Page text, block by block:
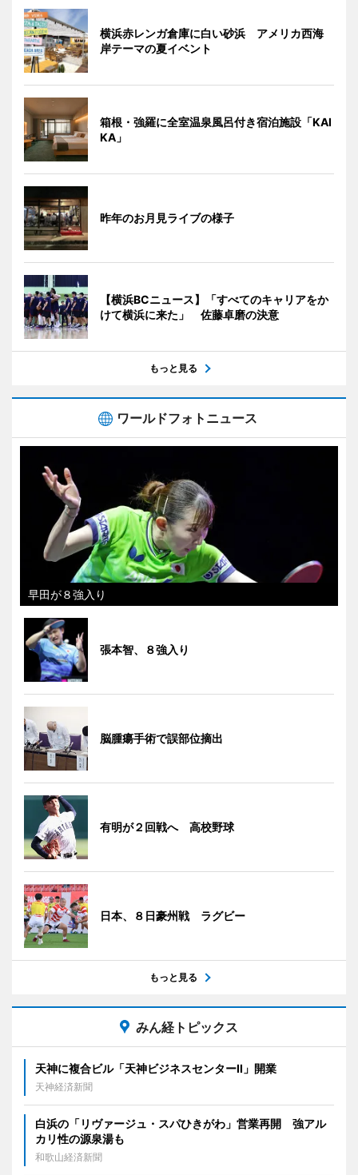
横浜赤レンガ倉庫に白い砂浜 アメリカ西海
岸テーマの夏イベント
箱根・強羅に全室温泉風呂付き宿泊施設「KAI
KA」
昨年のお月見ライブの様子
【横浜BCニュース】「すべてのキャリアをか
けて横浜に来た」 佐藤卓磨の決意
もっと見る
ワールドフォトニュース
早田が８強入り
張本智、８強入り
脳腫瘍手術で誤部位摘出
有明が２回戦へ 高校野球
日本、８日豪州戦 ラグビー
もっと見る
みん経トピックス
天神に複合ビル「天神ビジネスセンターII」開業
天神経済新聞
白浜の「リヴァージュ・スパひきがわ」営業再開 強アル
カリ性の源泉湯も
和歌山経済新聞